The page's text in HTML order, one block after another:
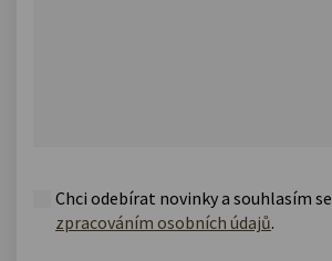
Chci odebírat novinky a souhlasím se
zpracováním osobních údajů.